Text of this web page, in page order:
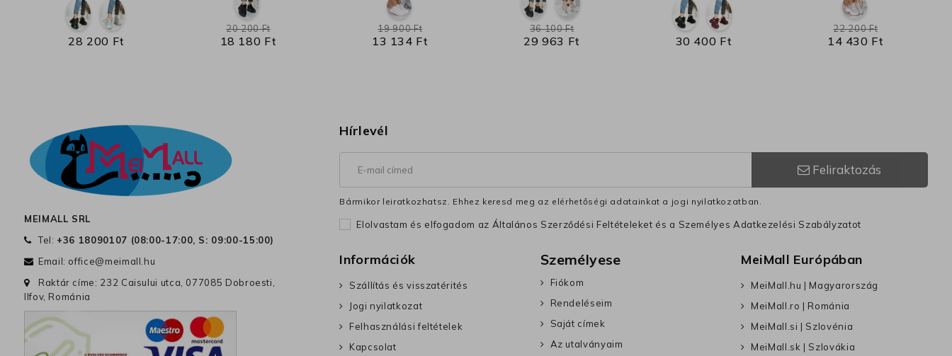
28 200 Ft 18 180 Ft
20 200 Ft
13 134 Ft
19 900 Ft
29 963 Ft
36 100 Ft
30 400 Ft 14 430 Ft
22 200 Ft
MEIMALL SRL
Tel: +36 18090107 (08:00-17:00, S: 09:00-15:00)
Email: office@meimall.hu
Raktár címe: 232 Caisului utca, 077085 Dobroesti,
Ilfov, Románia
Hírlevél
Feliraktozás
Bármikor leiratkozhatsz. Ehhez keresd meg az elérhetőségi adatainkat a jogi nyilatkozatban.
Elolvastam és elfogadom az Általános Szerződési Feltételeket és a Személyes Adatkezelési Szabályzatot
Információk
Szállítás és visszatérités
Jogi nyilatkozat
Felhasználási feltételek
Kapcsolat
Személyese
Fiókom
Rendeléseim
Saját címek
Az utalványaim
MeiMall Európában
MeiMall.hu | Magyarország
MeiMall.ro | Románia
MeiMall.si | Szlovénia
MeiMall.sk | Szlovákia